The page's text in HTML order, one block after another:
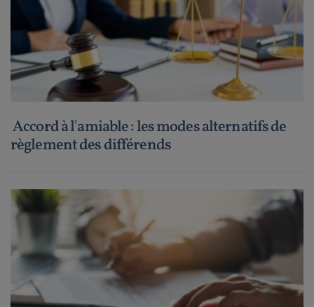
Accord à l'amiable : les modes alternatifs de
règlement des différends